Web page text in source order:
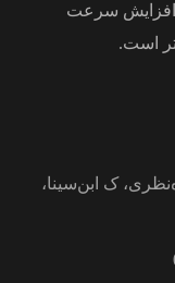
افزایش سرعت
است.
ک ابن‌سینا،